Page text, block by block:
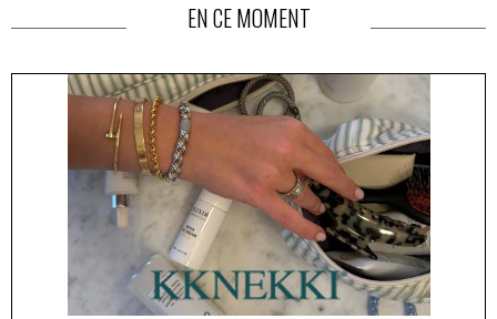
EN CE MOMENT